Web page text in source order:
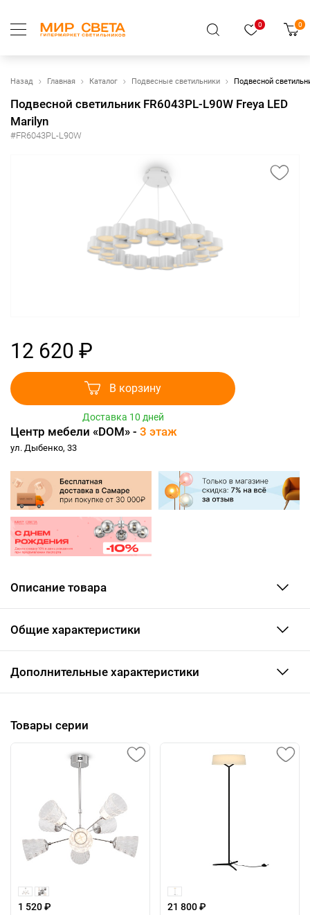
0 0
Назад Главная Каталог Подвесные светильники Подвесной
Подвесной светильник FR6043PL-L90W Freya LED
Marilyn
#FR6043PL-L90W
12 620 ₽
В корзину
Доставка 10 дней
Центр мебели «DOM» - 3 этаж
ул. Дыбенко, 33
Описание товара
Общие характеристики
Дополнительные характеристики
Товары серии
1 520 ₽ 21 800 ₽